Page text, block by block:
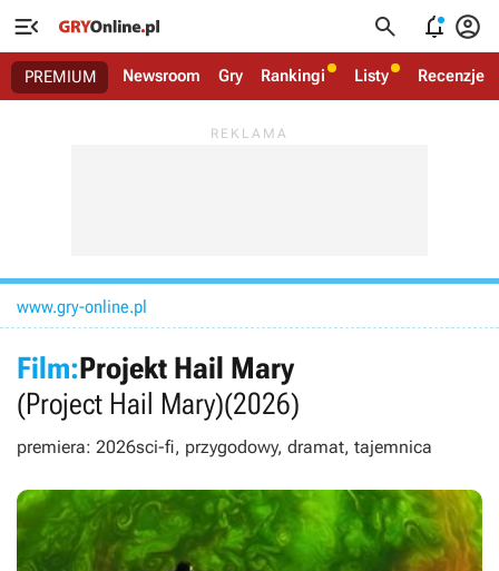
   
PREMIUM Newsroom Gry Rankingi Listy Recenzje
www.gry-online.pl
Film:Projekt Hail Mary
(Project Hail Mary)(2026)
premiera: 2026sci-fi, przygodowy, dramat, tajemnica